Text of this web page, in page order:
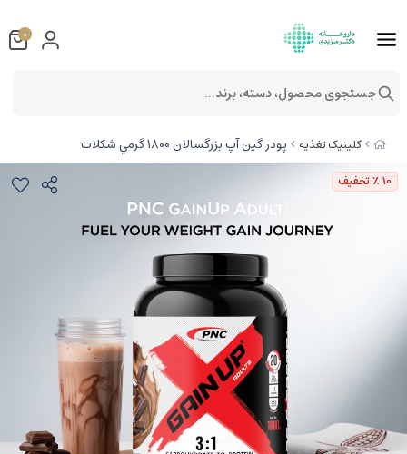
کلینیک تغذیه پودر گین آپ بزرگسالان 1800 گرمي شكلات
10٪ تخفیف
0
جستجوی محصول، دسته، برند...